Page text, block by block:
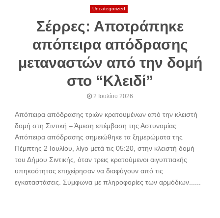
Uncategorized
Σέρρες: Αποτράπηκε
απόπειρα απόδρασης
μεταναστών από την δομή
στο “Κλειδί”
2 Ιουλίου 2026
Απόπειρα απόδρασης τριών κρατουμένων από την κλειστή
δομή στη Σιντική – Άμεση επέμβαση της Αστυνομίας
Απόπειρα απόδρασης σημειώθηκε τα ξημερώματα της
Πέμπτης 2 Ιουλίου, λίγο μετά τις 05:20, στην κλειστή δομή
του Δήμου Σιντικής, όταν τρεις κρατούμενοι αιγυπτιακής
υπηκοότητας επιχείρησαν να διαφύγουν από τις
εγκαταστάσεις. Σύμφωνα με πληροφορίες των αρμόδιων......